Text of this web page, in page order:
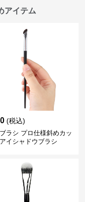
アイテム
(税込)
ラシ プロ仕様斜めカッ
イシャドウブラシ